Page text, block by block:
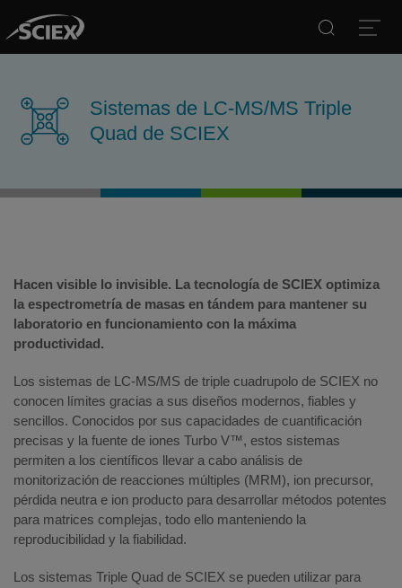
Sistemas de LC-MS/MS Triple
Quad de SCIEX
Hacen visible lo invisible. La tecnología de SCIEX optimiza
la espectrometría de masas en tándem para mantener su
laboratorio en funcionamiento con la máxima
productividad.
Los sistemas de LC-MS/MS de triple cuadrupolo de SCIEX no
conocen límites gracias a sus diseños modernos, fiables y
sencillos. Conocidos por sus capacidades de cuantificación
precisas y la fuente de iones Turbo V™, estos sistemas
permiten a los científicos llevar a cabo análisis de
monitorización de reacciones múltiples (MRM), ion precursor,
pérdida neutra e ion producto para desarrollar métodos potentes
para matrices complejas, todo ello manteniendo la
reproducibilidad y la fiabilidad.
Los sistemas Triple Quad de SCIEX se pueden utilizar para